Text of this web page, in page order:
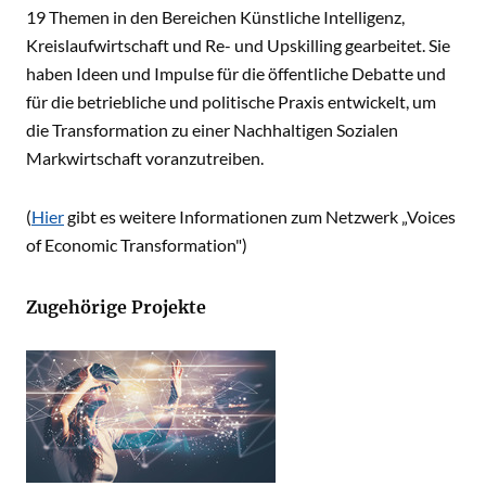
19 Themen in den Bereichen Künstliche Intelligenz,
Kreislaufwirtschaft und Re- und Upskilling gearbeitet. Sie
haben Ideen und Impulse für die öffentliche Debatte und
für die betriebliche und politische Praxis entwickelt, um
die Transformation zu einer Nachhaltigen Sozialen
Markwirtschaft voranzutreiben.
(Hiergibt es weitere Informationen zum Netzwerk „Voices
of Economic Transformation")
Zugehörige Projekte